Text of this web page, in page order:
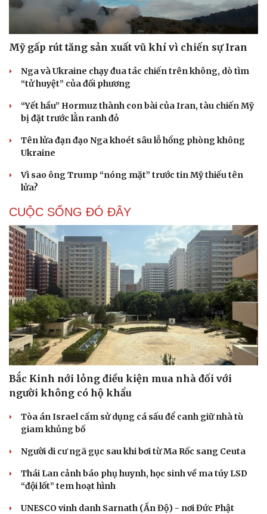
Mỹ gấp rút tăng sản xuất vũ khí vì chiến sự Iran
Nga và Ukraine chạy đua tác chiến trên không, dò tìm
“tử huyệt” của đối phương
“Yết hầu” Hormuz thành con bài của Iran, tàu chiến Mỹ
bị đặt trước lằn ranh đỏ
Tên lửa đạn đạo Nga khoét sâu lỗ hổng phòng không
Ukraine
Vì sao ông Trump “nóng mặt” trước tin Mỹ thiếu tên
lửa?
CUỘC SỐNG ĐÓ ĐÂY
Bắc Kinh nới lỏng điều kiện mua nhà đối với
người không có hộ khẩu
Tòa án Israel cấm sử dụng cá sấu để canh giữ nhà tù
giam khủng bố
Người di cư ngã gục sau khi bơi từ Ma Rốc sang Ceuta
Thái Lan cảnh báo phụ huynh, học sinh về ma túy LSD
“đội lốt” tem hoạt hình
UNESCO vinh danh Sarnath (Ấn Độ) - nơi Đức Phật